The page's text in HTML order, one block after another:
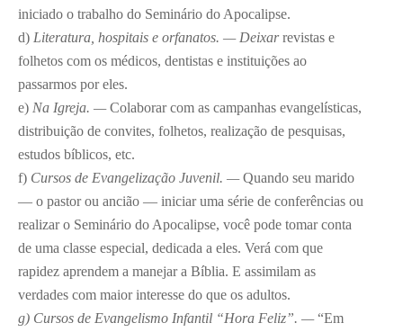
iniciado o trabalho do Seminário do Apocalipse.
d) Literatura, hospitais e orfanatos. — Deixarrevistas e
folhetos com os médicos, dentistas e instituições ao
passarmos por eles.
e) Na Igreja. —Colaborar com as campanhas evangelísticas,
distribuição de convites, folhetos, realização de pesquisas,
estudos bíblicos, etc.
f) Cursos de Evangelização Juvenil. —Quando seu marido
— o pastor ou ancião — iniciar uma série de conferências ou
realizar o Seminário do Apocalipse, você pode tomar conta
de uma classe especial, dedicada a eles. Verá com que
rapidez aprendem a manejar a Bíblia. E assimilam as
verdades com maior interesse do que os adultos.
g) Cursos de Evangelismo Infantil “Hora Feliz”. —“Em